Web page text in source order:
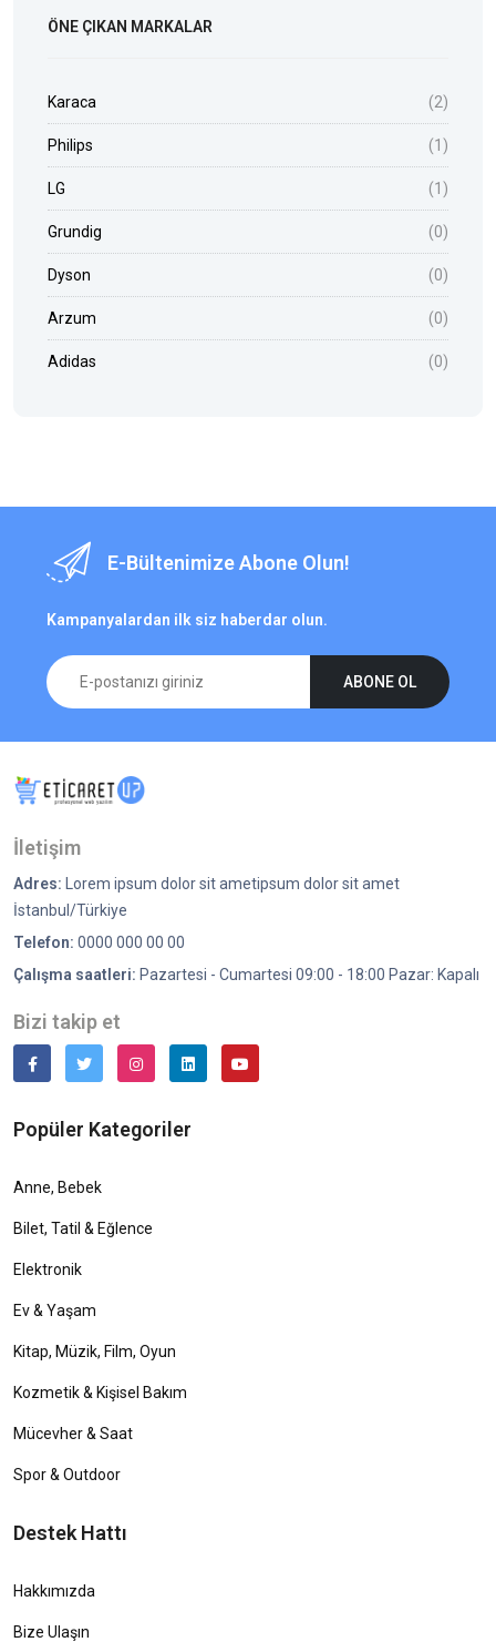
ÖNE ÇIKAN MARKALAR
Karaca (2)
Philips (1)
LG (1)
Grundig (0)
Dyson (0)
Arzum (0)
Adidas (0)
E-Bültenimize Abone Olun!
Kampanyalardan ilk siz haberdar olun.
ABONE OL
İletişim
Adres: Lorem ipsum dolor sit ametipsum dolor sit amet
İstanbul/Türkiye
Telefon: 0000 000 00 00
Çalışma saatleri: Pazartesi - Cumartesi 09:00 - 18:00 Pazar: Kapalı
Bizi takip et
Popüler Kategoriler
Anne, Bebek
Bilet, Tatil & Eğlence
Elektronik
Ev & Yaşam
Kitap, Müzik, Film, Oyun
Kozmetik & Kişisel Bakım
Mücevher & Saat
Spor & Outdoor
Destek Hattı
Hakkımızda
Bize Ulaşın